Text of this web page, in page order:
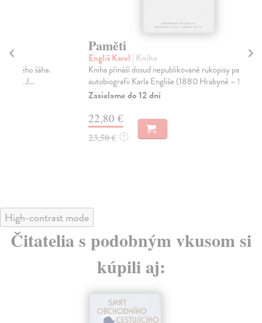
| Kniha
Kniha přináší dosud nepublikované rukopisy pamětí –
autobiografii Karla Engliše (1880 Hrabyně – 1961...
Zasielame do 12 dní
High-contrast mode
Čitatelia s podobným vkusom si
kúpili aj: